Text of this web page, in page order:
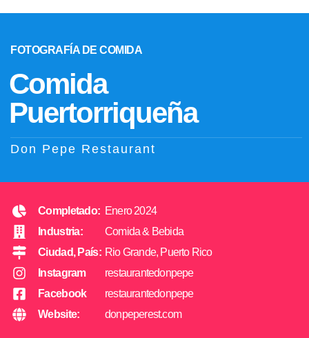
FOTOGRAFÍA DE COMIDA
Comida
Puertorriqueña
Don Pepe Restaurant
Completado:
Industria:
Ciudad, País:
Instagram
Facebook
Website:
Enero 2024
Comida & Bebida
Rio Grande, Puerto Rico
restaurantedonpepe
restaurantedonpepe
donpeperest.com